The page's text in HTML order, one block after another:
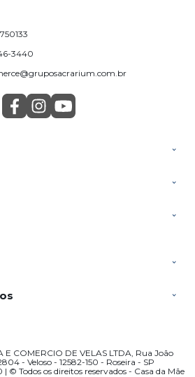
3440
E COMERCIO DE VELAS LTDA, Rua João
- Veloso - 12582-150 - Roseira - SP
© Todos os direitos reservados - Casa da Mãe